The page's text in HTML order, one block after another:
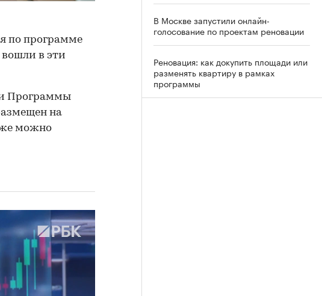
по программе
в эти
Программы
на
можно
В Москве запустили онлайн-
голосование по проектам реновации
Реновация: как докупить площади или
разменять квартиру в рамках
программы